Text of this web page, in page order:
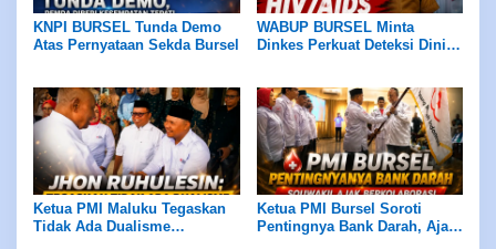
KNPI BURSEL Tunda Demo
Atas Pernyataan Sekda Bursel
WABUP BURSEL Minta
Dinkes Perkuat Deteksi Dini
Ketua PMI Maluku Tegaskan
Tidak Ada Dualisme
Ketua PMI Bursel Soroti
Pentingnya Bank Darah, Ajak